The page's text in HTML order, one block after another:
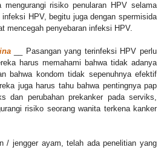
mengurangi risiko penularan HPV selama
HPV, begitu juga dengan spermisida
mencegah penyebaran infeksi HPV.
__ Pasangan yang terinfeksi HPV perlu
harus memahami bahwa tidak adanya
bahwa kondom tidak sepenuhnya efektif
juga harus tahu bahwa pentingnya pap
dan perubahan prekanker pada serviks,
risiko seorang wanita terkena kanker
/ jengger ayam, telah ada penelitian yang